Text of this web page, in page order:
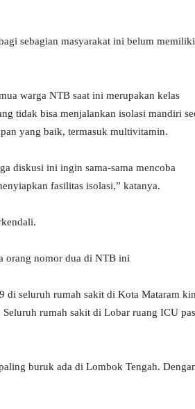
sebagian masyarakat ini belum memiliki
warga NTB saat ini merupakan kelas
tidak bisa menjalankan isolasi mandiri
yang baik, termasuk multivitamin.
diskusi ini ingin sama-sama mencoba
fasilitas isolasi,” katanya.
orang nomor dua di NTB ini
di seluruh rumah sakit di Kota Mataram
rumah sakit di Lobar ruang ICU
buruk ada di Lombok Tengah.